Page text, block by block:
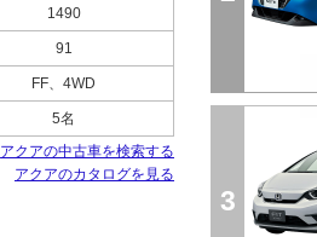
1490
91
FF、4WD
5名
アクアの中古車を検索する
アクアのカタログを見る
3